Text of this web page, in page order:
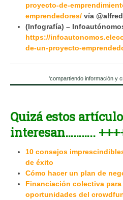
proyecto-de-
emprendedores/ vía
(Infografía) –
https://
de-un-proyecto-
'compartiendo información y
Quizá estos
interesan………..
10 consejos
de éxito
Cómo hacer un plan de
Financiación colectiva
oportunidades del